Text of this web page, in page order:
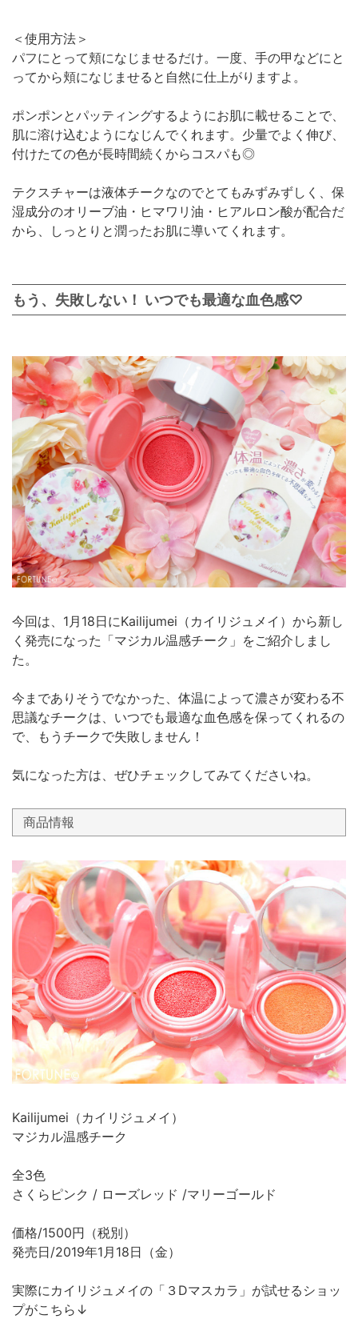
＜使用方法＞
パフにとって頬になじませるだけ。一度、手の甲などにと
ってから頬になじませると自然に仕上がりますよ。
ポンポンとパッティングするようにお肌に載せることで、
肌に溶け込むようになじんでくれます。少量でよく伸び、
付けたての色が長時間続くからコスパも◎
テクスチャーは液体チークなのでとてもみずみずしく、保
湿成分のオリーブ油・ヒマワリ油・ヒアルロン酸が配合だ
から、しっとりと潤ったお肌に導いてくれます。
もう、失敗しない！ いつでも最適な血色感♡
今回は、1月18日にKailijumei（カイリジュメイ）から新し
く発売になった「マジカル温感チーク」をご紹介しまし
た。
今までありそうでなかった、体温によって濃さが変わる不
思議なチークは、いつでも最適な血色感を保ってくれるの
で、もうチークで失敗しません！
気になった方は、ぜひチェックしてみてくださいね。
商品情報
Kailijumei（カイリジュメイ）
マジカル温感チーク
全3色
さくらピンク / ローズレッド /マリーゴールド
価格/1500円（税別）
発売日/2019年1月18日（金）
実際にカイリジュメイの「３Dマスカラ」が試せるショッ
プがこちら↓